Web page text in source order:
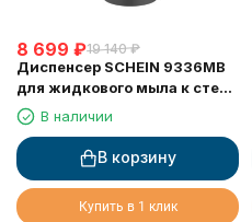
8 699 ₽19 140 ₽
Диспенсер SCHEIN 9336MB
для жидкового мыла к стене
черныйВ наличии
В корзину
Купить в 1 клик